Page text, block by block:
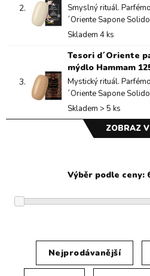
2.
Smyslný rituál.
´Oriente Sapone
Skladem 4 ks
3.
Tesori d´Oriente
mýdlo Hammam
Mystický rituál.
´Oriente Sapone
Skladem > 5 ks
ZOBRAZ
Nejprodávanější